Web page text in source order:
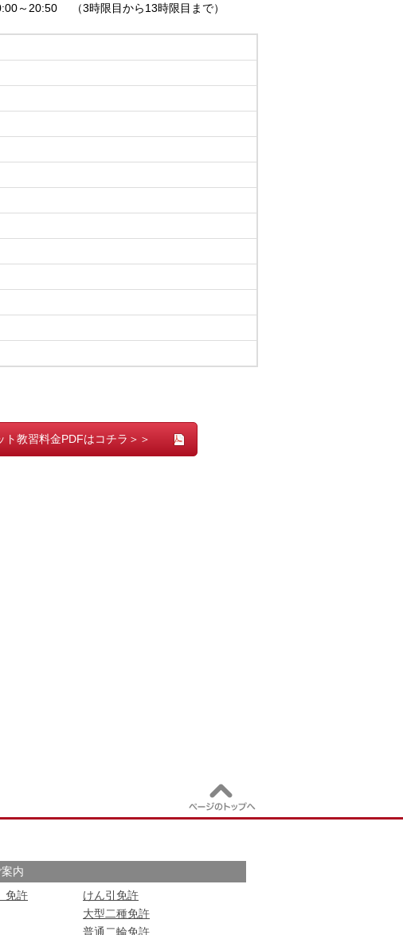
～20:50 （3時限目から13時限目まで）
ト教習料金PDFはコチラ＞＞
内
免許
けん引免許
大型二種免許
普通二輪免許